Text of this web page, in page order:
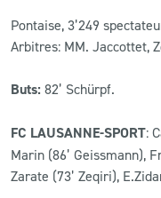
Pontaise, 3’249
Arbitres: MM. Jaccottet,
Buts: 82’ Schürpf.
FC LAUSANNE-SPORT:
Marin (86’ Geissmann),
Zarate (73’ Zeqiri),